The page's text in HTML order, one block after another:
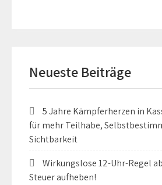
Neueste Beiträge
5 Jahre Kämpferherzen in
für mehr Teilhabe,
Sichtbarkeit
Wirkungslose 12-Uhr-Regel
Steuer aufheben!